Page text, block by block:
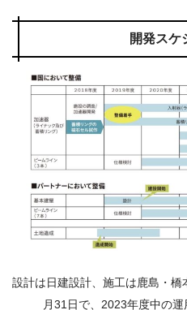
開発スケ
設計は日建設計、施工は鹿島・
月31日で、2023年度中の運